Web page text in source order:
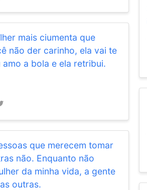
mais ciumenta que
não der carinho, ela vai te
amo a bola e ela retribui.
que merecem tomar
não. Enquanto não
da minha vida, a gente
outras.